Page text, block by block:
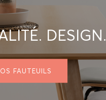
Micro 29 Micro 30
DESIGN.
FAUTEUILS